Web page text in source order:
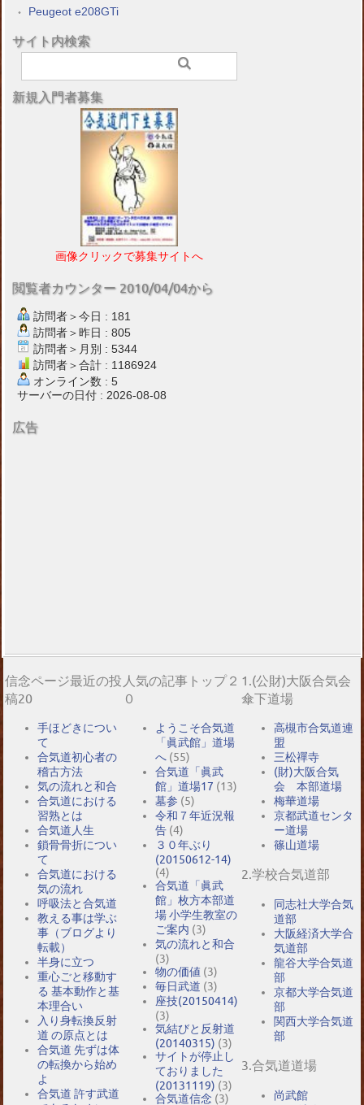
Peugeot e208GTi
サイト内検索
新規入門者募集
画像クリックで募集サイトへ
閲覧者カウンター 2010/04/04から
訪問者＞今日 : 181
訪問者＞昨日 : 805
訪問者＞月別 : 5344
訪問者＞合計 : 1186924
オンライン数 : 5
サーバーの日付 : 2026-08-08
広告
信念ページ最近の投
稿20
手ほどきについ
て
合気道初心者の
稽古方法
気の流れと和合
合気道における
習熟とは
合気道人生
鎖骨骨折につい
て
合気道における
気の流れ
呼吸法と合気道
教える事は学ぶ
事（ブログより
転載）
半身に立つ
重心ごと移動す
る 基本動作と基
本理合い
入り身転換反射
道 の原点とは
合気道 先ずは体
の転換から始め
よ
合気道 許す武道
人気の記事トップ２
０
ようこそ合気道
「眞武館」道場
へ (55)
合気道「眞武
館」道場17 (13)
墓参 (5)
令和７年近況報
告 (4)
３０年ぶり
(20150612-14)
(4)
合気道「眞武
館」枚方本部道
場 小学生教室の
ご案内 (3)
気の流れと和合
(3)
物の価値 (3)
毎日武道 (3)
座技(20150414)
(3)
気結びと反射道
(20140315) (3)
サイトが停止し
ておりました
(20131119) (3)
合気道信念 (3)
1.(公財)大阪合気会
傘下道場
高槻市合気道連
盟
三松禪寺
(財)大阪合気
会 本部道場
梅華道場
京都武道センタ
ー道場
篠山道場
2.学校合気道部
同志社大学合気
道部
大阪経済大学合
気道部
龍谷大学合気道
部
京都大学合気道
部
関西大学合気道
部
3.合気道道場
尚武館